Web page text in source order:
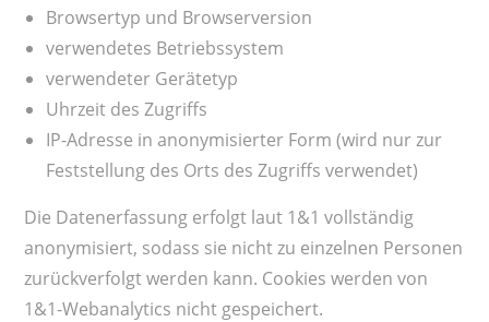
Browsertyp und Browserversion
verwendetes Betriebssystem
verwendeter Gerätetyp
Uhrzeit des Zugriffs
IP-Adresse in anonymisierter Form (wird nur zur
Feststellung des Orts des Zugriffs verwendet)
Die Datenerfassung erfolgt laut 1&1 vollständig
anonymisiert, sodass sie nicht zu einzelnen Personen
zurückverfolgt werden kann. Cookies werden von
1&1-Webanalytics nicht gespeichert.